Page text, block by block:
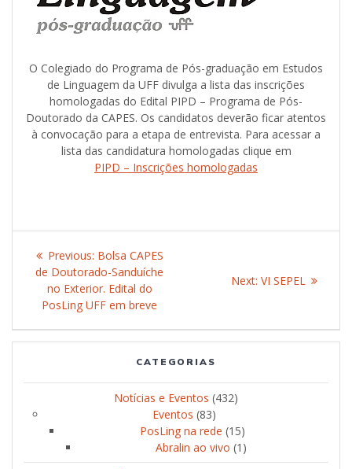
O Colegiado do Programa de Pós-graduação em Estudos
de Linguagem da UFF divulga a lista das inscrições
homologadas do Edital PIPD – Programa de Pós-
Doutorado da CAPES. Os candidatos deverão ficar atentos
à convocação para a etapa de entrevista. Para acessar a
lista das candidatura homologadas clique em
PIPD – Inscrições homologadas
Post
navigation
Previous: Previous
post:
Bolsa CAPES
de Doutorado-Sanduíche
no Exterior. Edital do
PosLing UFF em breve
Next: Next
VI SEPEL
CATEGORIAS
Notícias e Eventos (432)
Eventos (83)
PosLing na rede (15)
Abralin ao vivo (1)